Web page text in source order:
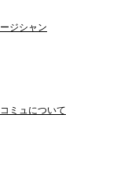
ジシャン
ミュについて